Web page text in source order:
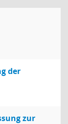
der
zur